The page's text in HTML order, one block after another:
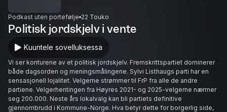
Podkast uten portefølje 22 Touko
Politisk jordskjelv i vente
Kuuntele sovelluksessa
Vi ser konturene av et politisk jordskjelv. Fremskrittspartiet dominerer
både dagsorden og meningsmålingene. Sylvi Listhaugs parti har en
sensasjonell lojalitet. Velgerne strømmer til FrP fra alle de andre
partiene. Velgerhentingen fra Høyres 2021- og 2025-velgerne nærmer
seg 200.000. Neste års lokalvalg kan bli partiets definitive
gjennombrudd i Kommune-Norge. Hva betyr dette for borgerlig side,